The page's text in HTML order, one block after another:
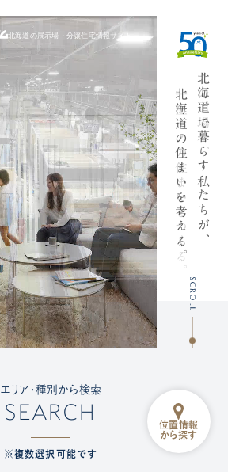
北海道の展示場・ 分譲住宅情報サイト
北海道で
暮らす私たちが、
北海道の
住まいを考
える
。
この工場で、
一生モノの
住まいをつ
くる
エリア・種別から検索
SEARCH
※複数選択可能です
位置情報
から探す